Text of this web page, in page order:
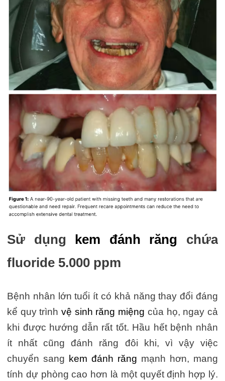
Sử dụng kem đánh răng chứa
fluoride 5.000 ppm
Bệnh nhân lớn tuổi ít có khả năng thay đổi đáng
kể quy trìnhvệ sinh răng miệng của họ, ngay cả
khi được hướng dẫn rất tốt. Hầu hết bệnh nhân
ít nhất cũng đánh răng đôi khi, vì vậy việc
chuyển sang kem đánh răng mạnh hơn, mang
tính dự phòng cao hơn là một quyết định hợp lý.